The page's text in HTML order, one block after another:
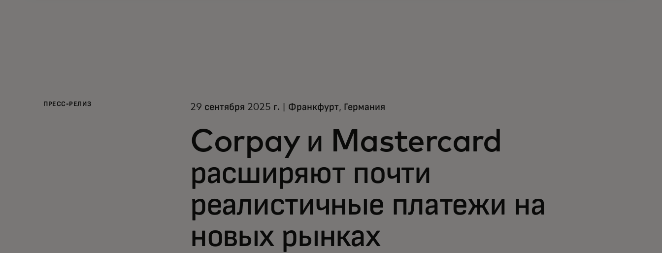
ПРЕСС-РЕЛИЗ 29 сентября 2025 г. | Франкфурт, Германия
Corpay и Mastercard
расширяют почти
реалистичные платежи на
новых рынках